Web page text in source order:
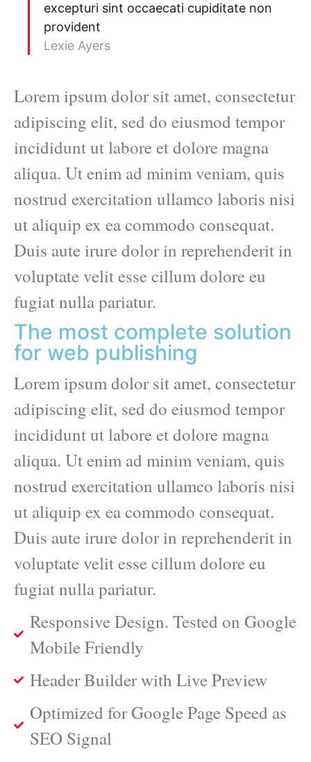
excepturi sint occaecati cupiditate non
provident
Lexie Ayers
Lorem ipsum dolor sit amet, consectetur
adipiscing elit, sed do eiusmod tempor
incididunt ut labore et dolore magna
aliqua. Ut enim ad minim veniam, quis
nostrud exercitation ullamco laboris nisi
ut aliquip ex ea commodo consequat.
Duis aute irure dolor in reprehenderit in
voluptate velit esse cillum dolore eu
fugiat nulla pariatur.
The most complete solution
for web publishing
Lorem ipsum dolor sit amet, consectetur
adipiscing elit, sed do eiusmod tempor
incididunt ut labore et dolore magna
aliqua. Ut enim ad minim veniam, quis
nostrud exercitation ullamco laboris nisi
ut aliquip ex ea commodo consequat.
Duis aute irure dolor in reprehenderit in
voluptate velit esse cillum dolore eu
fugiat nulla pariatur.
Responsive Design. Tested on Google
Mobile Friendly
Header Builder with Live Preview
Optimized for Google Page Speed as
SEO Signal